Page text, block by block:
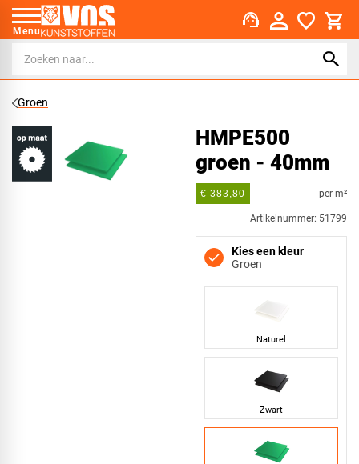
Menu support_agent
Groen
HMPE500
groen - 40mm
€ 383,80 per m²
Artikelnummer: 51799
Kies een kleur
Groen
Naturel
Zwart